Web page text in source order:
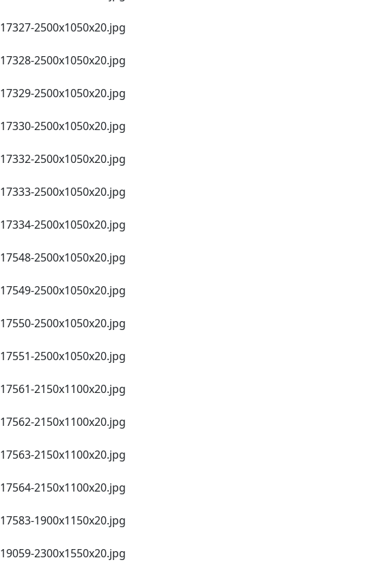
17327-2500х1050х20.jpg
17328-2500х1050х20.jpg
17329-2500х1050х20.jpg
17330-2500х1050х20.jpg
17332-2500х1050х20.jpg
17333-2500х1050х20.jpg
17334-2500х1050х20.jpg
17548-2500х1050х20.jpg
17549-2500х1050х20.jpg
17550-2500х1050х20.jpg
17551-2500х1050х20.jpg
17561-2150х1100х20.jpg
17562-2150х1100х20.jpg
17563-2150х1100х20.jpg
17564-2150х1100х20.jpg
17583-1900х1150х20.jpg
19059-2300х1550x20.jpg